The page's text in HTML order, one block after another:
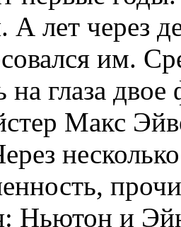
А лет через
им.
на глаза
Макс
Ньютон и